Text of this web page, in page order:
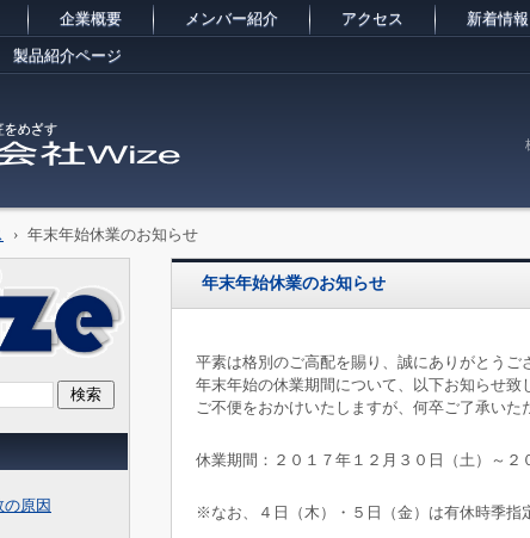
企業概要 メンバー紹介 アクセス 新着情
製品紹介ページ
› 年末年始休業のお知らせ
年末年始休業のお知らせ
平素は格別のご高配を賜り、誠にありがとうご
年末年始の休業期間について、以下お知らせ致
ご不便をおかけいたしますが、何卒ご了承いた
休業期間：２０１７年１２月３０日（土）～２
※なお、４日（木）・５日（金）は有休時季指
の原因